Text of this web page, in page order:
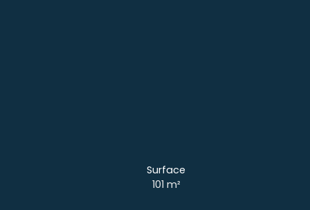
Surface
101 m²